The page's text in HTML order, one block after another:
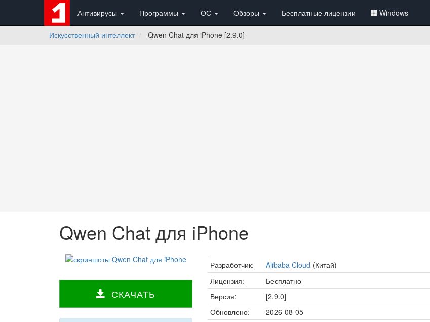
Антивирусы Программы ОС Обзоры Бесплатные лицензии Windows
Искусственный интеллект Qwen Chat для iPhone [2.9.0]
Qwen Chat для iPhone
СКАЧАТЬ
Разработчик: Alibaba Cloud (Китай)
Лицензия:
Бесплатно
Версия:
[2.9.0]
Обновлено:
2026-08-05